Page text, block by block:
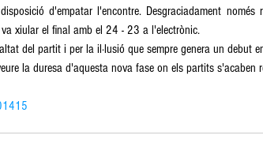
d'empatar l'encontre. Desgraciadament
xiular el final amb el 24 - 23 a l'electrònic.
del partit i per la il·lusió que sempre genera un debut
la duresa d'aquesta nova fase on els partits s'acaben